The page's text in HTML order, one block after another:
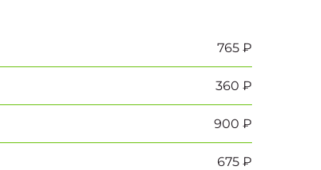
765 ₽
360 ₽
900 ₽
675 ₽